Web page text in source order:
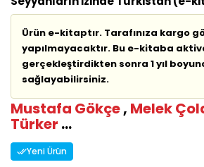
Ürün e-kitaptır. Tarafınıza kargo
yapılmayacaktır. Bu e-kitaba
gerçekleştirdikten sonra 1 yıl
sağlayabilirsiniz.
Mustafa Gökçe, Melek
Türker ...
Yeni Ürün